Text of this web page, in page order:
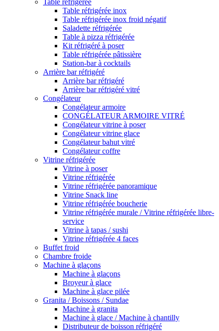
Table réfrigérée inox
Table réfrigérée inox froid négatif
Saladette réfrigérée
Table à pizza réfrigérée
Kit réfrigéré à poser
Table réfrigérée pâtissière
Station-bar à cocktails
Arrière bar réfrigéré
Arrière bar réfrigéré
Arrière bar réfrigéré vitré
Congélateur
Congélateur armoire
CONGÉLATEUR ARMOIRE VITRÉ
Congélateur vitrine à poser
Congélateur vitrine glace
Congélateur bahut vitré
Congélateur coffre
Vitrine réfrigérée
Vitrine à poser
Vitrine réfrigérée
Vitrine réfrigérée panoramique
Vitrine Snack line
Vitrine réfrigérée boucherie
Vitrine réfrigérée murale / Vitrine réfrigérée libre-
service
Vitrine à tapas / sushi
Vitrine réfrigérée 4 faces
Buffet froid
Chambre froide
Machine à glaçons
Machine à glaçons
Broyeur à glace
Machine à glace pilée
Granita / Boissons / Sundae
Machine à granita
Machine à glace / Machine à chantilly
Distributeur de boisson réfrigéré